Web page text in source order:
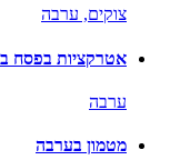
צוקים, ערבה
אטרקציות בפסח
ערבה
מטמון בערבה